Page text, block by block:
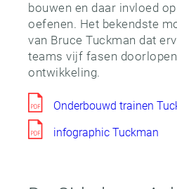
bouwen en daar invloed
oefenen. Het bekendste
van Bruce Tuckman dat
teams vijf fasen
ontwikkeling.
Onderbouwd trainen
infographic Tuckman